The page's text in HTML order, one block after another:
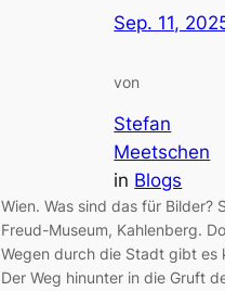
Sep. 11,
von
Stefan
Meetschen
in Blogs
Wien. Was sind das für Bilder?
Freud-Museum, Kahlenberg.
Wegen durch die Stadt gibt es
Der Weg hinunter in die Gruft